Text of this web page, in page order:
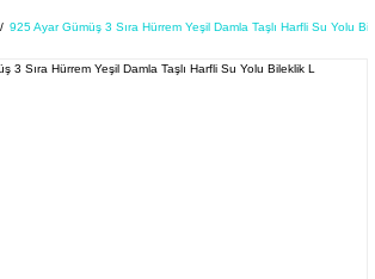
925 Ayar Gümüş 3 Sıra Hürrem Yeşil Damla Taşlı Harfli Su Yolu